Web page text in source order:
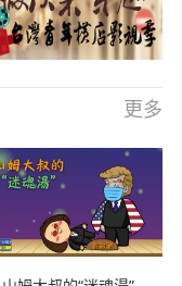
更多